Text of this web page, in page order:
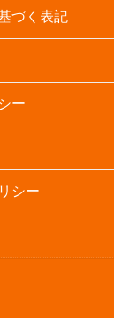
づく表記
ー
シー